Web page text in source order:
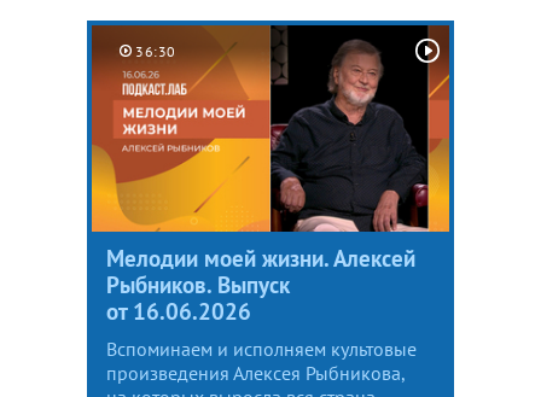
36:30
Мелодии моей жизни. Алексей
Рыбников. Выпуск
от 16.06.2026
Вспоминаем и исполняем культовые
произведения Алексея Рыбникова,